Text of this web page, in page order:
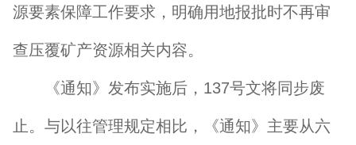
源要素保障工作要求，明确用地报批时不再审
查压覆矿产资源相关内容。
《通知》发布实施后，137号文将同步废
止。与以往管理规定相比，《通知》主要从六